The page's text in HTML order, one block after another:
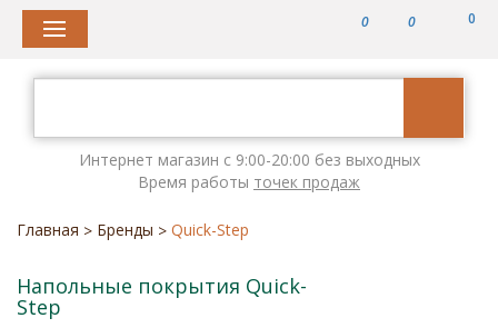
0 0 0
Интернет магазин с 9:00-20:00 без выходных
Время работы точек продаж
Главная > Бренды > Quick-Step
Напольные покрытия Quick-
Step